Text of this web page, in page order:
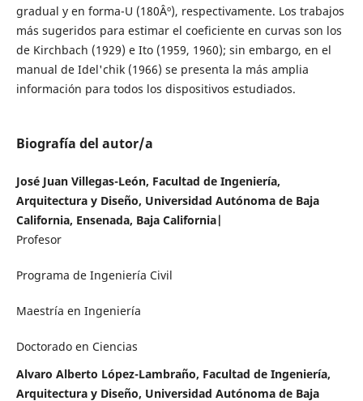
gradual y en forma-U (180Âº), respectivamente. Los trabajos
más sugeridos para estimar el coeficiente en curvas son los
de Kirchbach (1929) e Ito (1959, 1960); sin embargo, en el
manual de Idel'chik (1966) se presenta la más amplia
información para todos los dispositivos estudiados.
Biografía del autor/a
José Juan Villegas-León, Facultad de Ingeniería,
Arquitectura y Diseño, Universidad Autónoma de Baja
California, Ensenada, Baja California|
Profesor
Programa de Ingeniería Civil
Maestría en Ingeniería
Doctorado en Ciencias
Alvaro Alberto López-Lambraño, Facultad de Ingeniería,
Arquitectura y Diseño, Universidad Autónoma de Baja